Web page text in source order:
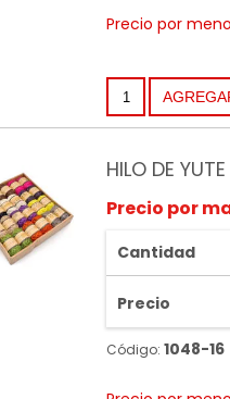
Precio por
HILO DE
Precio por
Cantidad
Precio
Código: 1048-16